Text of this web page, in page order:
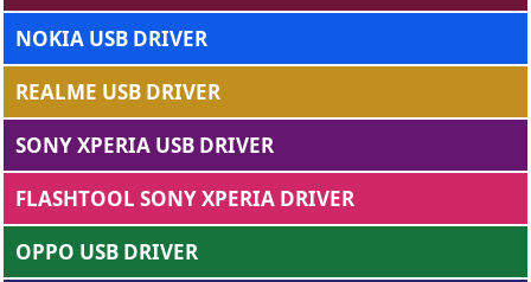
NOKIA USB DRIVER
REALME USB DRIVER
SONY XPERIA USB DRIVER
FLASHTOOL SONY XPERIA DRIVER
OPPO USB DRIVER